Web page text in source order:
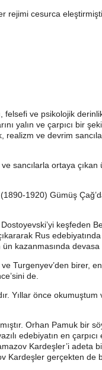
rejimi cesurca
felsefi ve psikolojik
yalın ve çarpıcı bir
ve devrim
sancılarla ortaya
1920) Gümüş
keşfeden
Rus
kazanmasında devasa
Turgenyev’den birer,
de.
Yıllar önce
Orhan Pamuk bir
edebiyatın en
Kardeşler’i adeta
gerçekten de